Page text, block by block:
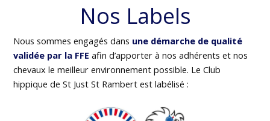
Nos Labels
Nous sommes engagés dans une démarche de qualité
validée par la FFE afin d’apporter à nos adhérents et nos
chevaux le meilleur environnement possible. Le Club
hippique de St Just St Rambert est labélisé :